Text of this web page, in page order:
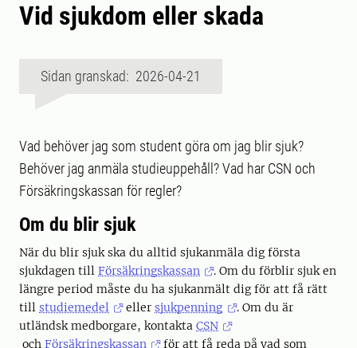
Vid sjukdom eller skada
Sidan granskad: 2026-04-21
Vad behöver jag som student göra om jag blir sjuk?
Behöver jag anmäla studieuppehåll? Vad har CSN och
Försäkringskassan för regler?
Om du blir sjuk
När du blir sjuk ska du alltid sjukanmäla dig första
sjukdagen till Försäkringskassan
. Om du förblir sjuk en
längre period måste du ha sjukanmält dig för att få rätt
till studiemedel ellersjukpenning
. Om du är
utländsk medborgare, kontakta CSN
och Försäkringskassan
för att få reda på vad som